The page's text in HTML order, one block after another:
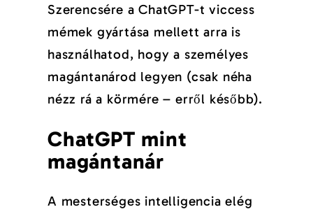
Szerencsére a ChatGPT-t viccess
mémek gyártása mellett arra is
használhatod, hogy a személyes
magántanárod legyen (csak néha
nézz rá a körmére – erről később).
ChatGPT mint
magántanár
A mesterséges intelligencia elég